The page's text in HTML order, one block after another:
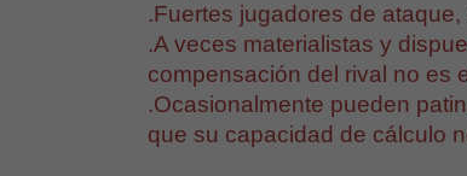
.Fuertes jugadores de
.A veces materialistas y
compensación del rival no es
.Ocasionalmente pueden
que su capacidad de cálculo